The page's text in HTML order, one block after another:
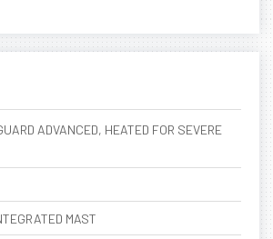
ADVANCED, HEATED FOR SEVERE
MAST